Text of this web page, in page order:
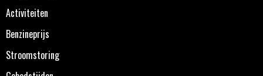
Activiteiten
Benzineprijs
Stroomstoring